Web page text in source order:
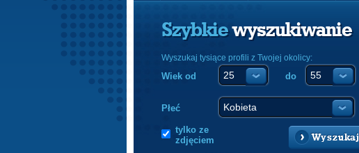
Szybkiewyszukiwanie
Wyszukaj tysiące profili z Twojej okolicy:
Wiek od do
Płeć
tylko ze
zdjęciem
Wyszukaj